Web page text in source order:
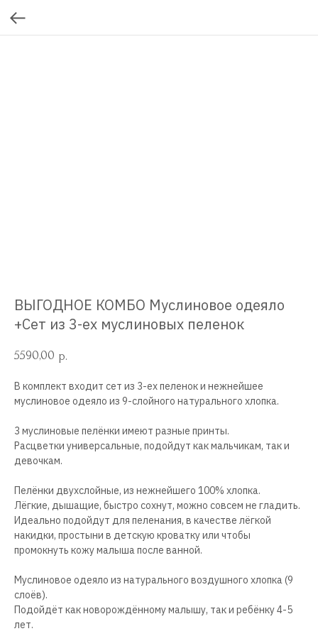
ВЫГОДНОЕ КОМБО Муслиновое одеяло
+Сет из 3-ех муслиновых пеленок
5590,00 р.
В комплект входит сет из 3-ех пеленок и нежнейшее
муслиновое одеяло из 9-слойного натурального хлопка.
3 муслиновые пелёнки имеют разные принты.
Расцветки универсальные, подойдут как мальчикам, так и
девочкам.
Пелёнки двухслойные, из нежнейшего 100% хлопка.
Лёгкие, дышащие, быстро сохнут, можно совсем не гладить.
Идеально подойдут для пеленания, в качестве лёгкой
накидки, простыни в детскую кроватку или чтобы
промокнуть кожу малыша после ванной.
Муслиновое одеяло из натурального воздушного хлопка (9
слоёв).
Подойдёт как новорождённому малышу, так и ребёнку 4-5
лет.